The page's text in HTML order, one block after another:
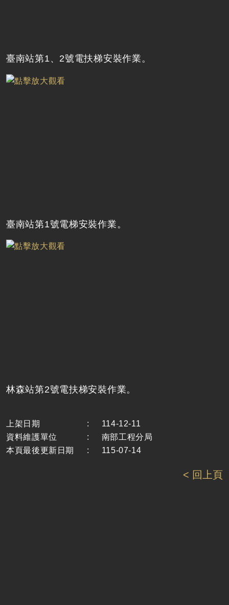
臺南站第1、2號電扶梯安裝作業。
臺南站第1號電梯安裝作業。
林森站第2號電扶梯安裝作業。
上架日期 :
114-12-11
資料維護單位
:
南部工程分局
本頁最後更新日期
: 115-07-14
< 回上頁